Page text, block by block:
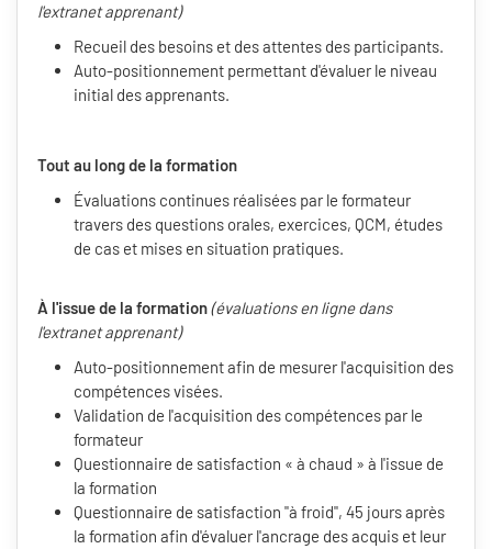
l'extranet apprenant)
Recueil des besoins et des attentes des participants.
Auto-positionnement permettant d'évaluer le niveau
initial des apprenants.
Tout au long de la formation
Évaluations continues réalisées par le formateur
travers des questions orales, exercices, QCM, études
de cas et mises en situation pratiques.
À l'issue de la formation(évaluations en ligne dans
l'extranet apprenant)
Auto-positionnement afin de mesurer l'acquisition des
compétences visées.
Validation de l'acquisition des compétences par le
formateur
Questionnaire de satisfaction « à chaud » à l'issue de
la formation
Questionnaire de satisfaction "à froid", 45 jours après
la formation afin d'évaluer l'ancrage des acquis et leur